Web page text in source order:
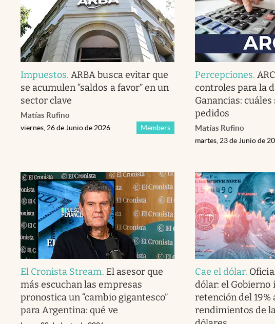
Impuestos.ARBA busca evitar que
se acumulen “saldos a favor” en un
sector clave
Matías Rufino
Members
viernes, 26 de Junio de 2026
Percepciones.
controles para la
Ganancias:
pedidos
Matías Rufino
martes, 23 de Junio de
El Cronista Stream. El asesor que
más escuchan las empresas
pronostica un “cambio gigantesco”
para Argentina: qué ve
Cae el dólar.
dólar: el Gobierno
retención del 19%
rendimientos de